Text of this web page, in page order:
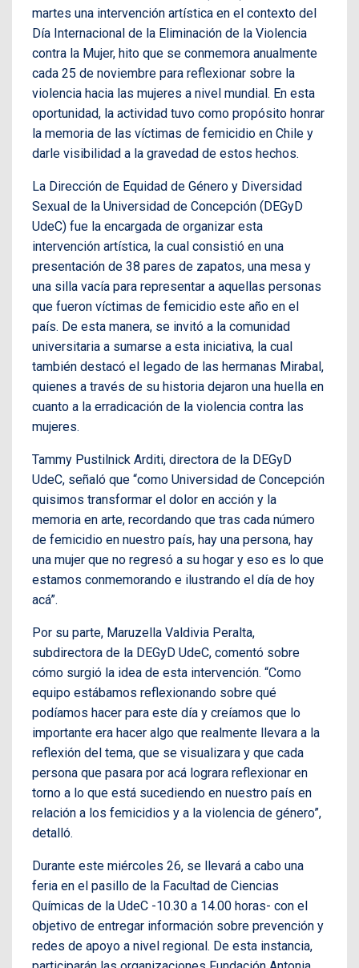
martes una intervención artística en el contexto del
Día Internacional de la Eliminación de la Violencia
contra la Mujer, hito que se conmemora anualmente
cada 25 de noviembre para reflexionar sobre la
violencia hacia las mujeres a nivel mundial. En esta
oportunidad, la actividad tuvo como propósito honrar
la memoria de las víctimas de femicidio en Chile y
darle visibilidad a la gravedad de estos hechos.
La Dirección de Equidad de Género y Diversidad
Sexual de la Universidad de Concepción (DEGyD
UdeC) fue la encargada de organizar esta
intervención artística, la cual consistió en una
presentación de 38 pares de zapatos, una mesa y
una silla vacía para representar a aquellas personas
que fueron víctimas de femicidio este año en el
país. De esta manera, se invitó a la comunidad
universitaria a sumarse a esta iniciativa, la cual
también destacó el legado de las hermanas Mirabal,
quienes a través de su historia dejaron una huella en
cuanto a la erradicación de la violencia contra las
mujeres.
Tammy Pustilnick Arditi, directora de la DEGyD
UdeC, señaló que “como Universidad de Concepción
quisimos transformar el dolor en acción y la
memoria en arte, recordando que tras cada número
de femicidio en nuestro país, hay una persona, hay
una mujer que no regresó a su hogar y eso es lo que
estamos conmemorando e ilustrando el día de hoy
acá”.
Por su parte, Maruzella Valdivia Peralta,
subdirectora de la DEGyD UdeC, comentó sobre
cómo surgió la idea de esta intervención. “Como
equipo estábamos reflexionando sobre qué
podíamos hacer para este día y creíamos que lo
importante era hacer algo que realmente llevara a la
reflexión del tema, que se visualizara y que cada
persona que pasara por acá lograra reflexionar en
torno a lo que está sucediendo en nuestro país en
relación a los femicidios y a la violencia de género”,
detalló.
Durante este miércoles 26, se llevará a cabo una
feria en el pasillo de la Facultad de Ciencias
Químicas de la UdeC -10.30 a 14.00 horas- con el
objetivo de entregar información sobre prevención y
redes de apoyo a nivel regional. De esta instancia,